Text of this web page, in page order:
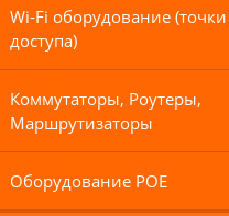
Wi-Fi оборудование (точки
доступа)
Коммутаторы, Роутеры,
Маршрутизаторы
Оборудование POE